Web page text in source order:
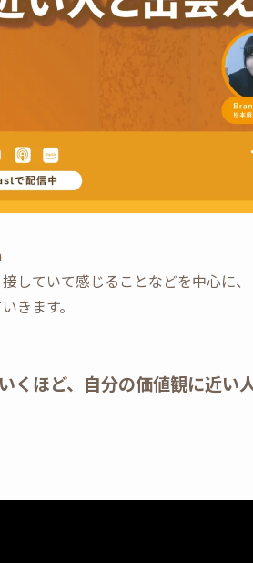
していて感じることなどを中心に
きます。
くほど、自分の価値観に近い